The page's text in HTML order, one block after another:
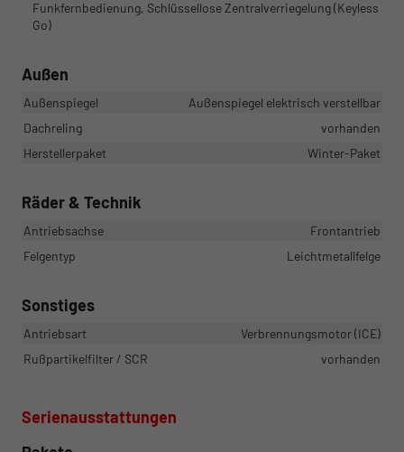
Funkfernbedienung, Schlüssellose Zentralverriegelung (Keyless
Go)
Außen
Außenspiegel
Außenspiegel elektrisch verstellbar
Dachreling
vorhanden
Herstellerpaket
Winter-Paket
Räder & Technik
Antriebsachse
Frontantrieb
Felgentyp
Leichtmetallfelge
Sonstiges
Antriebsart
Verbrennungsmotor (ICE)
Rußpartikelfilter / SCR
vorhanden
Serienausstattungen